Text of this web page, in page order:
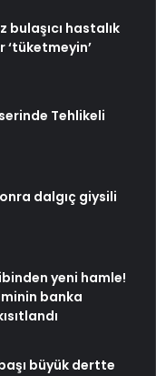
bulaşıcı hastalık
‘tüketmeyin’
Tehlikeli
dalgıç giysili
yeni hamle!
banka
büyük dertte